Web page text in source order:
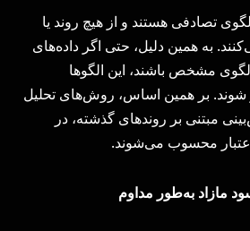
تصادفی هستند و از هیچ روند یا
به همین دلیل، حتی اگر داده‌های
مشخص باشند، این الگوها
شوند. بر همین اساس، روش‌های تحلیل
مبتنی بر روندهای گذشته، در
محسوب می‌شوند.
مازاد به‌طور مداوم